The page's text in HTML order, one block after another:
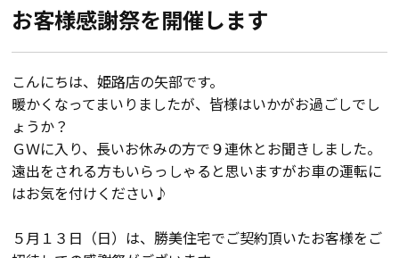
HOME
物件検索
会員登録
お客様感謝祭を開催します
こんにちは、姫路店の矢部です。
暖かくなってまいりましたが、皆様はいかがお過ごしでし
ょうか？
ＧＷに入り、長いお休みの方で９連休とお聞きしました。
遠出をされる方もいらっしゃると思いますがお車の運転に
はお気を付けください♪
５月１３日（日）は、勝美住宅でご契約頂いたお客様をご